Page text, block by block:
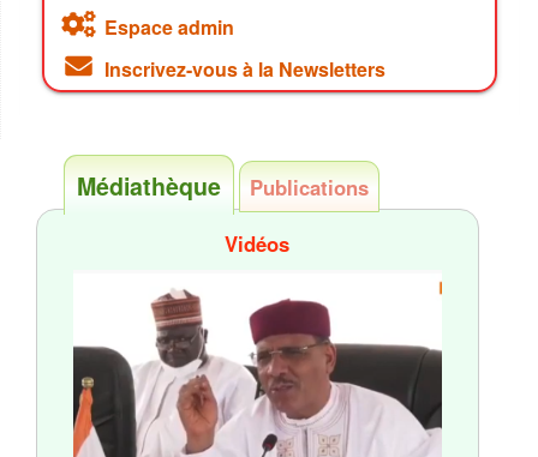
Espace admin
Inscrivez-vous à la Newsletters
Médiathèque
Publications
Vidéos